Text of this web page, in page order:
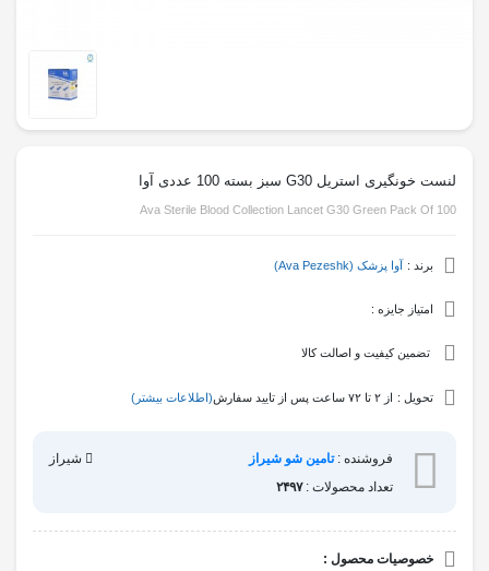
لنست خونگیری استریل G30 سبز بسته 100 عددی آوا
Ava Sterile Blood Collection Lancet G30 Green Pack Of 100
برند : آوا پزشک (Ava Pezeshk)
امتیاز جایزه :
تضمین کیفیت و اصالت کالا
تحویل : از ۲ تا ۷۲ ساعت پس از تایید سفارش (اطلاعات بیشتر)
فروشنده :تامین شو شیراز
شیراز
تعداد محصولات :۲۴۹۷
خصوصیات محصول :